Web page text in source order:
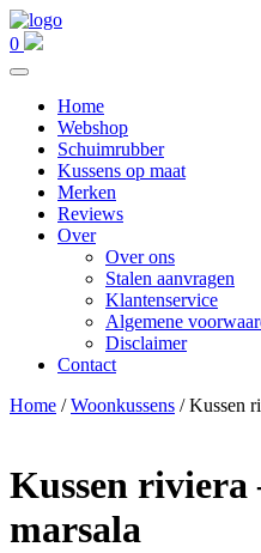
0
Home
Webshop
Schuimrubber
Kussens op maat
Merken
Reviews
Over
Over ons
Stalen aanvragen
Klantenservice
Algemene
Disclaimer
Contact
Home /Woonkussens / Kussen
Kussen riviera
marsala